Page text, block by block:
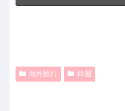
海外旅行 韓国